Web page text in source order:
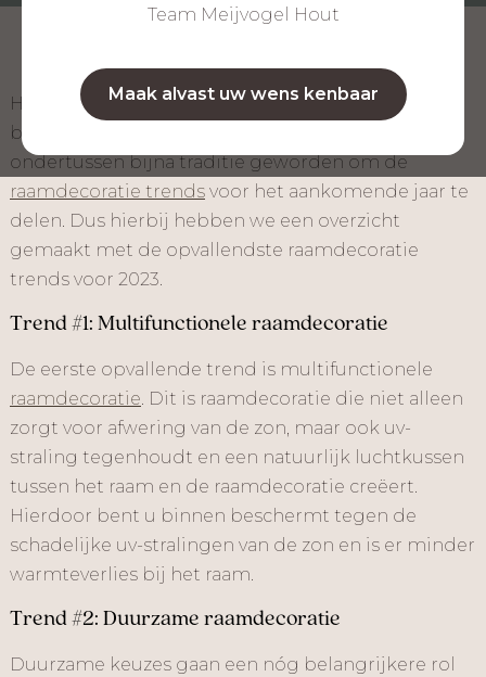
Team Meijvogel Hout
Maak alvast uw wens kenbaar
Het nieuwe jaar is bijna aangebroken en dat
betekent natuurlijk nieuwe trends! Het is
ondertussen bijna traditie geworden om de
raamdecoratie trends voor het aankomende jaar te
delen. Dus hierbij hebben we een overzicht
gemaakt met de opvallendste raamdecoratie
trends voor 2023.
Trend #1: Multifunctionele raamdecoratie
De eerste opvallende trend is multifunctionele
raamdecoratie. Dit is raamdecoratie die niet alleen
zorgt voor afwering van de zon, maar ook uv-
straling tegenhoudt en een natuurlijk luchtkussen
tussen het raam en de raamdecoratie creëert.
Hierdoor bent u binnen beschermt tegen de
schadelijke uv-stralingen van de zon en is er minder
warmteverlies bij het raam.
Trend #2: Duurzame raamdecoratie
Duurzame keuzes gaan een nóg belangrijkere rol